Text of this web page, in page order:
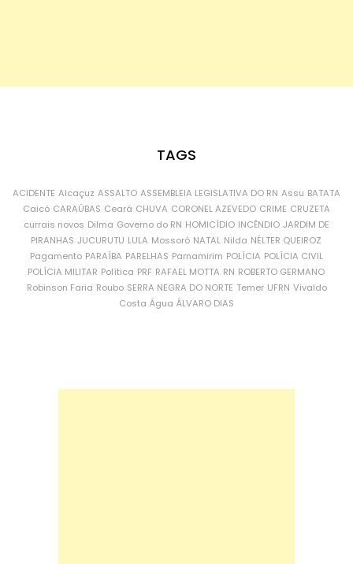
TAGS
ACIDENTE Alcaçuz ASSALTO ASSEMBLEIA LEGISLATIVA DO RN Assu BATATA
Caicó CARAÚBAS Ceará CHUVA CORONEL AZEVEDO CRIME CRUZETA
currais novos Dilma Governo do RN HOMICÍDIO INCÊNDIO JARDIM DE
PIRANHAS JUCURUTU LULA Mossoró NATAL Nilda NÉLTER QUEIROZ
Pagamento PARAÍBA PARELHAS Parnamirim POLÍCIA POLÍCIA CIVIL
POLÍCIA MILITAR Política PRF RAFAEL MOTTA RN ROBERTO GERMANO
Robinson Faria Roubo SERRA NEGRA DO NORTE Temer UFRN Vivaldo
Costa Água ÁLVARO DIAS